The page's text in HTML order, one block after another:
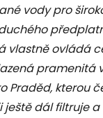
vody pro
vlastně ovládá
pramenitá
Praděd, kterou
ještě dál filtruje